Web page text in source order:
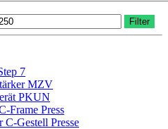
Filter
7
MZV
PKUN
Frame Press
Gestell Presse